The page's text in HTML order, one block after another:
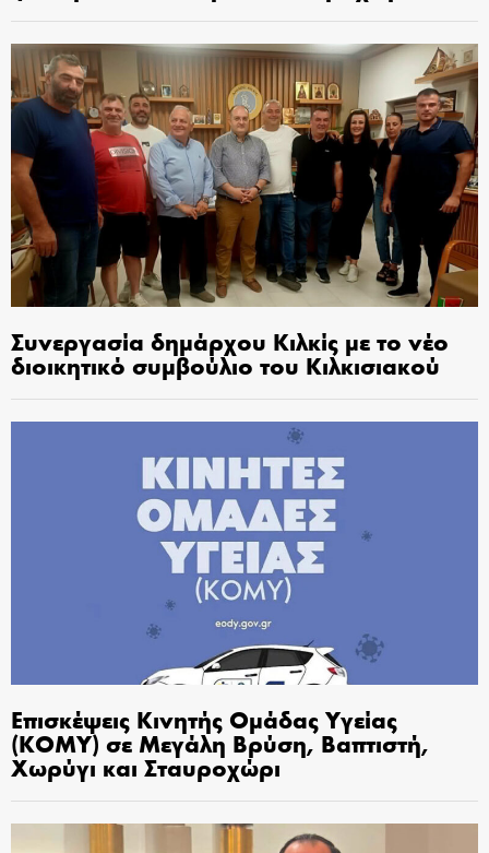
Συνεργασία δημάρχου Κιλκίς με το νέο
διοικητικό συμβούλιο του Κιλκισιακού
Επισκέψεις Κινητής Ομάδας Υγείας
(ΚΟΜΥ) σε Μεγάλη Βρύση, Βαπτιστή,
Χωρύγι και Σταυροχώρι